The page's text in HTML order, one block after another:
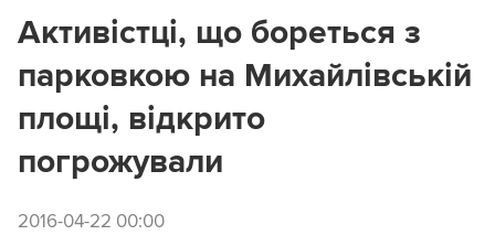
Активістці, що бореться з
парковкою на Михайлівській
площі, відкрито
погрожували
2016-04-22 00:00